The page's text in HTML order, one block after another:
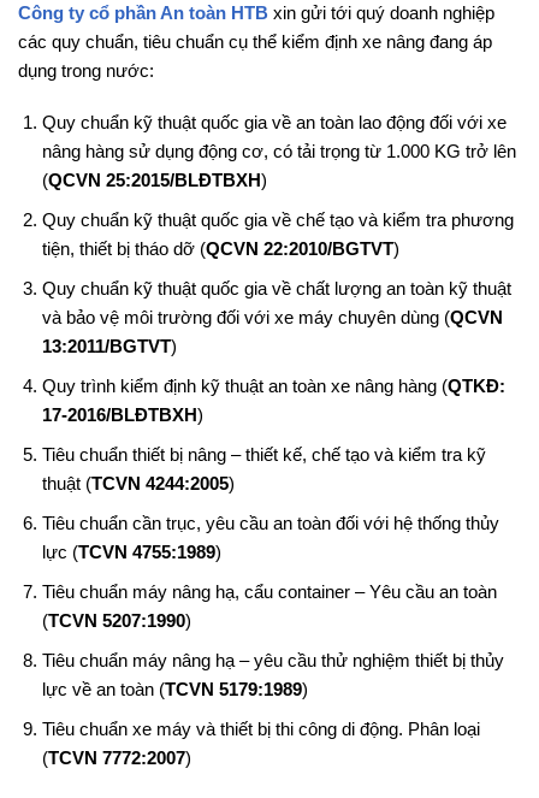
Công ty cổ phần An toàn HTB xin gửi tới quý doanh nghiệp
các quy chuẩn, tiêu chuẩn cụ thể kiểm định xe nâng đang áp
dụng trong nước:
Quy chuẩn kỹ thuật quốc gia về an toàn lao động đối với xe
nâng hàng sử dụng động cơ, có tải trọng từ 1.000 KG trở lên
(QCVN 25:2015/BLĐTBXH)
Quy chuẩn kỹ thuật quốc gia về chế tạo và kiểm tra phương
tiện, thiết bị tháo dỡ (QCVN 22:2010/BGTVT)
Quy chuẩn kỹ thuật quốc gia về chất lượng an toàn kỹ thuật
và bảo vệ môi trường đối với xe máy chuyên dùng (QCVN
13:2011/BGTVT)
Quy trình kiểm định kỹ thuật an toàn xe nâng hàng (QTKĐ:
17-2016/BLĐTBXH)
Tiêu chuẩn thiết bị nâng – thiết kế, chế tạo và kiểm tra kỹ
thuật (TCVN 4244:2005)
Tiêu chuẩn cần trục, yêu cầu an toàn đối với hệ thống thủy
lực (TCVN 4755:1989)
Tiêu chuẩn máy nâng hạ, cẩu container – Yêu cầu an toàn
(TCVN 5207:1990)
Tiêu chuẩn máy nâng hạ – yêu cầu thử nghiệm thiết bị thủy
lực về an toàn (TCVN 5179:1989)
Tiêu chuẩn xe máy và thiết bị thi công di động. Phân loại
(TCVN 7772:2007)